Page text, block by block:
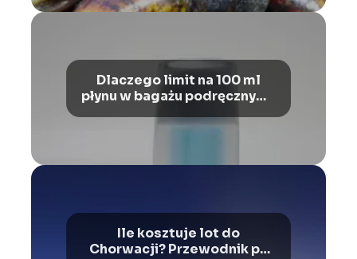
Dlaczego limit na 100 ml
płynu w bagażu podręcznym?
Ile kosztuje lot do
Chorwacji? Przewodnik po